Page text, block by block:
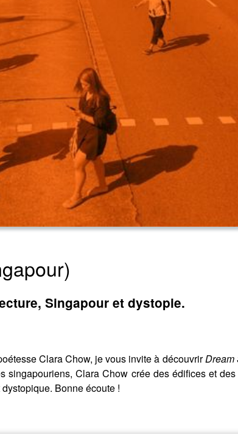
Singapour et dystopie.
Clara Chow, je vous invite à découvrirDream
singapouriens, Clara Chow crée des édifices et
Bonne écoute !